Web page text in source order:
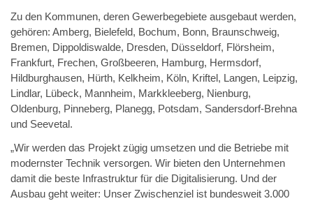
Zu den Kommunen, deren Gewerbegebiete ausgebaut werden,
gehören: Amberg, Bielefeld, Bochum, Bonn, Braunschweig,
Bremen, Dippoldiswalde, Dresden, Düsseldorf, Flörsheim,
Frankfurt, Frechen, Großbeeren, Hamburg, Hermsdorf,
Hildburghausen, Hürth, Kelkheim, Köln, Kriftel, Langen, Leipzig,
Lindlar, Lübeck, Mannheim, Markkleeberg, Nienburg,
Oldenburg, Pinneberg, Planegg, Potsdam, Sandersdorf-Brehna
und Seevetal.
„Wir werden das Projekt zügig umsetzen und die Betriebe mit
modernster Technik versorgen. Wir bieten den Unternehmen
damit die beste Infrastruktur für die Digitalisierung. Und der
Ausbau geht weiter: Unser Zwischenziel ist bundesweit 3.000